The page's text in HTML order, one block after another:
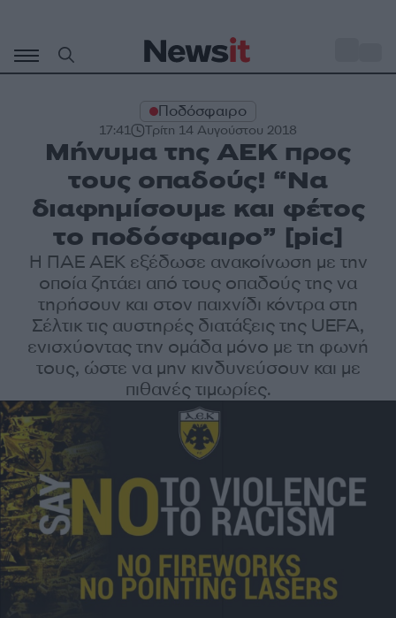
περιεχόμενο
Ποδόσφαιρο
17:41 Τρίτη 14 Αυγούστου 2018
Μήνυμα της ΑΕΚ προς
τους οπαδούς! “Να
διαφημίσουμε και φέτος
το ποδόσφαιρο” [pic]
Η ΠΑΕ ΑΕΚ εξέδωσε ανακοίνωση με την
οποία ζητάει από τους οπαδούς της να
τηρήσουν και στον παιχνίδι κόντρα στη
Σέλτικ τις αυστηρές διατάξεις της UEFA,
ενισχύοντας την ομάδα μόνο με τη φωνή
τους, ώστε να μην κινδυνεύσουν και με
πιθανές τιμωρίες.